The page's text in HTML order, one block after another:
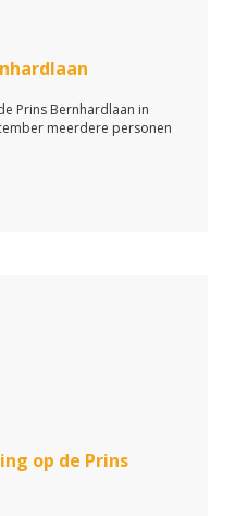
Prins Bernhardlaan in
meerdere personen
op de Prins